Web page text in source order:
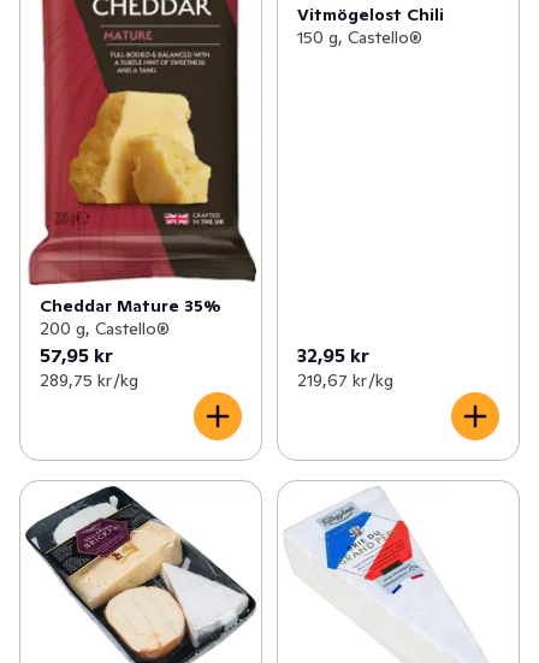
Cheddar Mature 35%
200 g, Castello®
57,95 kr
289,75 kr /kg
Vitmögelost Chili
150 g, Castello®
32,95 kr
219,67 kr /kg